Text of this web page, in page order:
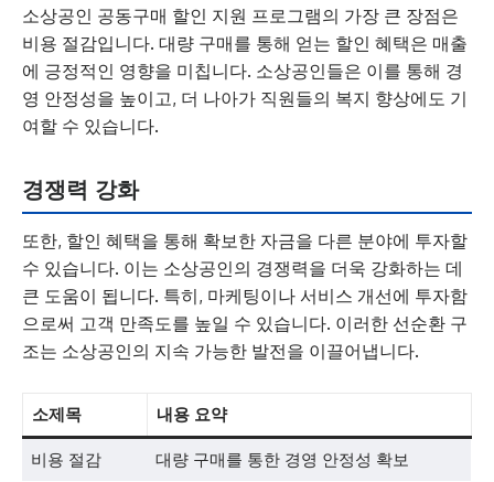
소상공인 공동구매 할인 지원 프로그램의 가장 큰 장점은
비용 절감입니다. 대량 구매를 통해 얻는 할인 혜택은 매출
에 긍정적인 영향을 미칩니다. 소상공인들은 이를 통해 경
영 안정성을 높이고, 더 나아가 직원들의 복지 향상에도 기
여할 수 있습니다.
경쟁력 강화
또한, 할인 혜택을 통해 확보한 자금을 다른 분야에 투자할
수 있습니다. 이는 소상공인의 경쟁력을 더욱 강화하는 데
큰 도움이 됩니다. 특히, 마케팅이나 서비스 개선에 투자함
으로써 고객 만족도를 높일 수 있습니다. 이러한 선순환 구
조는 소상공인의 지속 가능한 발전을 이끌어냅니다.
소제목 내용 요약
비용 절감 대량 구매를 통한 경영 안정성 확보